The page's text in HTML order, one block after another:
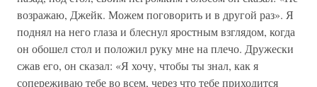
возражаю, Джейк. Можем поговорить и в другой раз». Я
поднял на него глаза и блеснул яростным взглядом, когда
он обошел стол и положил руку мне на плечо. Дружески
сжав его, он сказал: «Я хочу, чтобы ты знал, как я
сопереживаю тебе во всем, через что тебе приходится